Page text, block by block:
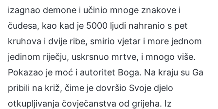
izagnao demone i učinio mnoge znakove i
čudesa, kao kad je 5000 ljudi nahranio s pet
kruhova i dvije ribe, smirio vjetar i more jednom
jedinom riječju, uskrsnuo mrtve, i mnogo više.
Pokazao je moć i autoritet Boga. Na kraju su Ga
pribili na križ, čime je dovršio Svoje djelo
otkupljivanja čovječanstva od grijeha. Iz